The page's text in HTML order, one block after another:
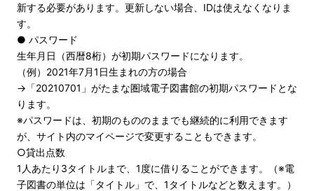
新する必要があります。更新しない場合、IDは使えなくなりま
す。
● パスワード
生年月日（西暦8桁）が初期パスワードになります。
（例）2021年7月1日生まれの方の場合
→「20210701」がたまな圏域電子図書館の初期パスワードとな
ります。
※パスワードは、初期のもののままでも継続的に利用できます
が、サイト内のマイページで変更することもできます。
○貸出点数
1人あたり3タイトルまで、1度に借りることができます。（※電
子図書の単位は「タイトル」で、1タイトルなどと数えます。）